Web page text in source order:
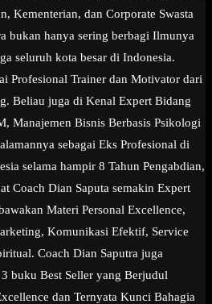
Kementerian, dan Corporate Swasta
bukan hanya sering berbagi Ilmunya
seluruh kota besar di Indonesia.
Profesional Trainer dan Motivator dari
Beliau juga di Kenal Expert Bidang
Manajemen Bisnis Berbasis Psikologi
sebagai Eks Profesional di
selama hampir 8 Tahun Pengabdian,
Coach Dian Saputa semakin Expert
Materi Personal Excellence,
Komunikasi Efektif, Service
Coach Dian Saputra juga
buku Best Seller yang Berjudul
dan Ternyata Kunci Bahagia